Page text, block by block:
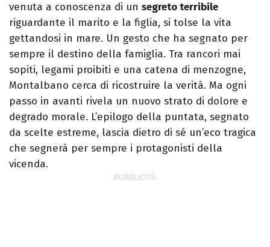
venuta a conoscenza di un segreto terribile
riguardante il marito e la figlia, si tolse la vita
gettandosi in mare. Un gesto che ha segnato per
sempre il destino della famiglia. Tra rancori mai
sopiti, legami proibiti e una catena di menzogne,
Montalbano cerca di ricostruire la verità. Ma ogni
passo in avanti rivela un nuovo strato di dolore e
degrado morale. L’epilogo della puntata, segnato
da scelte estreme, lascia dietro di sé un’eco tragica
che segnerà per sempre i protagonisti della
vicenda.